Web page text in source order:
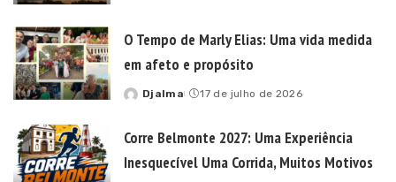
O Tempo de Marly Elias: Uma vida medida
em afeto e propósito
Posted
Djalma 17 de julho de 2026
Corre Belmonte 2027: Uma Experiência
Inesquecível Uma Corrida, Muitos Motivos